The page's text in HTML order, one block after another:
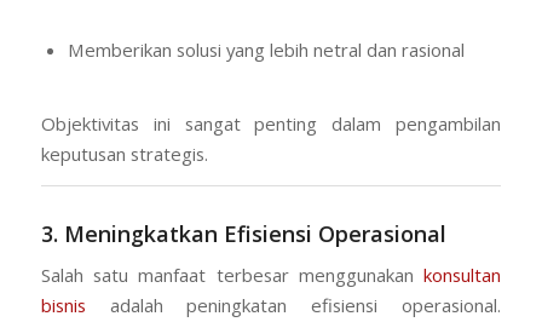
Memberikan solusi yang lebih netral dan rasional
Objektivitas ini sangat penting dalam pengambilan
keputusan strategis.
3. Meningkatkan Efisiensi Operasional
Salah satu manfaat terbesar menggunakankonsultan
bisnis adalah peningkatan efisiensi operasional.